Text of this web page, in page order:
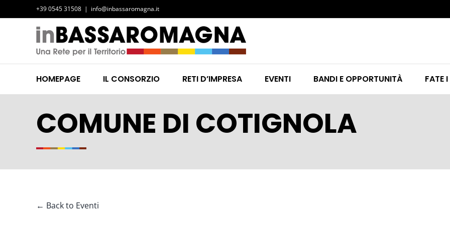
al
contenuto
+39 0545 31508 | info@inbassaromagna.it
HOMEPAGE IL CONSORZIO RETI D’IMPRESA EVENTI BANDI E OPPORTUNITÀ FATE
COMUNE DI COTIGNOLA
← Back to Eventi